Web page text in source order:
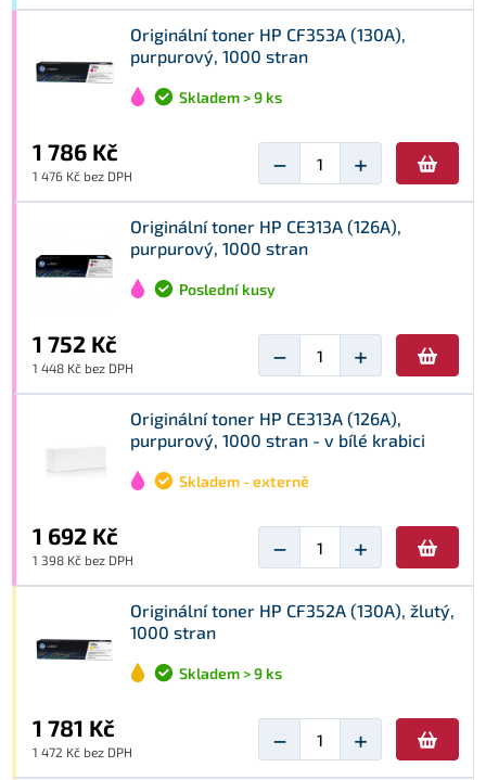
Originální toner HP CF353A (130A),
purpurový, 1000 stran
Skladem > 9 ks
1 786 Kč
1 476 Kč bez DPH − +
Originální toner HP CE313A (126A),
purpurový, 1000 stran
Poslední kusy
1 752 Kč
1 448 Kč bez DPH − +
Originální toner HP CE313A (126A),
purpurový, 1000 stran - v bílé krabici
Skladem - externě
1 692 Kč
1 398 Kč bez DPH − +
Originální toner HP CF352A (130A), žlutý,
1000 stran
Skladem > 9 ks
1 781 Kč
1 472 Kč bez DPH − +